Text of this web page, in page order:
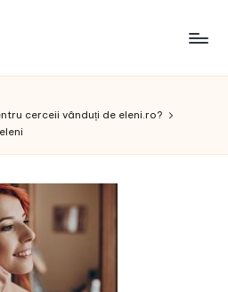
cerceii vânduți de eleni.ro?